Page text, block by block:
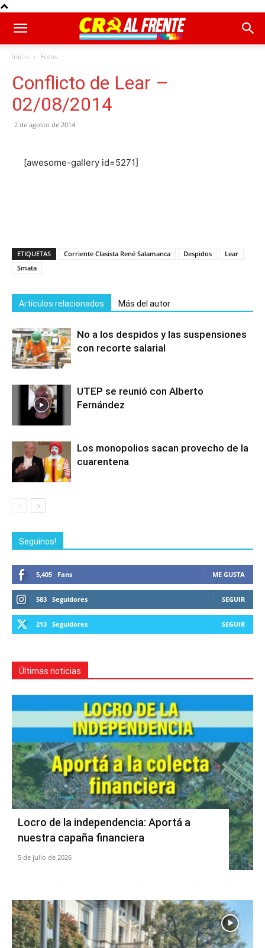
Inicio Fotos
Conflicto de Lear –
02/08/2014
2 de agosto de 2014
[awesome-gallery id=5271]
ETIQUETAS Corriente Clasista René Salamanca Despidos
Lear
Smata
Artículos relacionados Más del autor
No a los despidos y las suspensiones
con recorte salarial
UTEP se reunió con Alberto
Fernández
Los monopolios sacan provecho de la
cuarentena
Seguinos!
5,405 Fans ME GUSTA
583 Seguidores SEGUIR
213 Seguidores SEGUIR
Últimas noticias
Locro de la independencia: Aportá a
nuestra capaña financiera
5 de julio de 2026